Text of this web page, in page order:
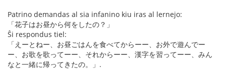
Patrino demandas al sia infanino kiu iras al lernejo:
「花子はお昼から何をしたの？」
Ŝi respondus tiel:
「えーとねー、お昼ごはんを食べてからーー、お外で遊んでー
ー、お歌を歌ってーー、それからーー、漢字を習ってーー、みん
なと一緒に帰ってきたの。」.